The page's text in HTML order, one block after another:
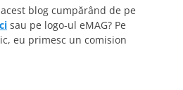
blog cumpărând de pe
sau pe logo-ul eMAG? Pe
eu primesc un comision